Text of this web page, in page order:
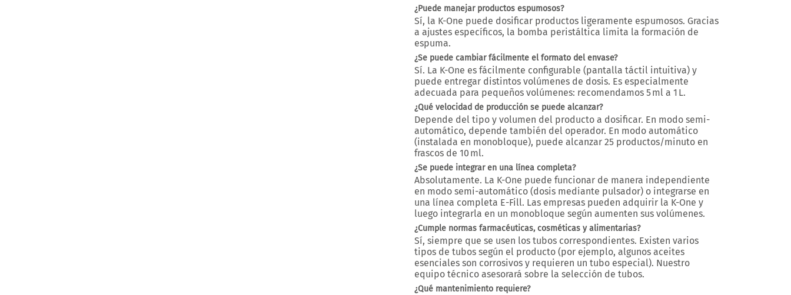
¿Puede manejar productos espumosos?
Sí, la K-One puede dosificar productos ligeramente espumosos. Gracias
a ajustes específicos, la bomba peristáltica limita la formación de
espuma.
¿Se puede cambiar fácilmente el formato del envase?
Sí. La K-One es fácilmente configurable (pantalla táctil intuitiva) y
puede entregar distintos volúmenes de dosis. Es especialmente
adecuada para pequeños volúmenes: recomendamos 5 ml a 1 L.
¿Qué velocidad de producción se puede alcanzar?
Depende del tipo y volumen del producto a dosificar. En modo semi-
automático, depende también del operador. En modo automático
(instalada en monobloque), puede alcanzar 25 productos/minuto en
frascos de 10 ml.
¿Se puede integrar en una línea completa?
Absolutamente. La K-One puede funcionar de manera independiente
en modo semi-automático (dosis mediante pulsador) o integrarse en
una línea completa E-Fill. Las empresas pueden adquirir la K-One y
luego integrarla en un monobloque según aumenten sus volúmenes.
¿Cumple normas farmacéuticas, cosméticas y alimentarias?
Sí, siempre que se usen los tubos correspondientes. Existen varios
tipos de tubos según el producto (por ejemplo, algunos aceites
esenciales son corrosivos y requieren un tubo especial). Nuestro
equipo técnico asesorará sobre la selección de tubos.
¿Qué mantenimiento requiere?